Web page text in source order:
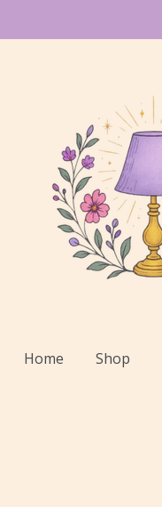
Home Shop